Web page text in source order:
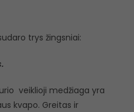
trys žingsniai:
veiklioji medžiaga yra
kvapo. Greitas ir